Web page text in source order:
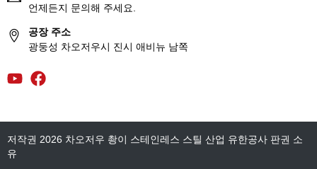
언제든지 문의해 주세요.
공장 주소
광둥성 차오저우시 진시 애비뉴 남쪽
저작권 2026 차오저우 촹이 스테인레스 스틸 산업 유한공사 판권 소
유